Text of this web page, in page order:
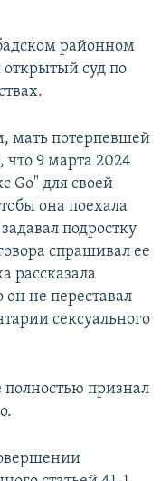
районном
открытый суд по
мать потерпевшей
что 9 марта 2024
Go" для своей
она поехала
подростку
спрашивал ее
рассказала
он не переставал
сексуального
полностью признал